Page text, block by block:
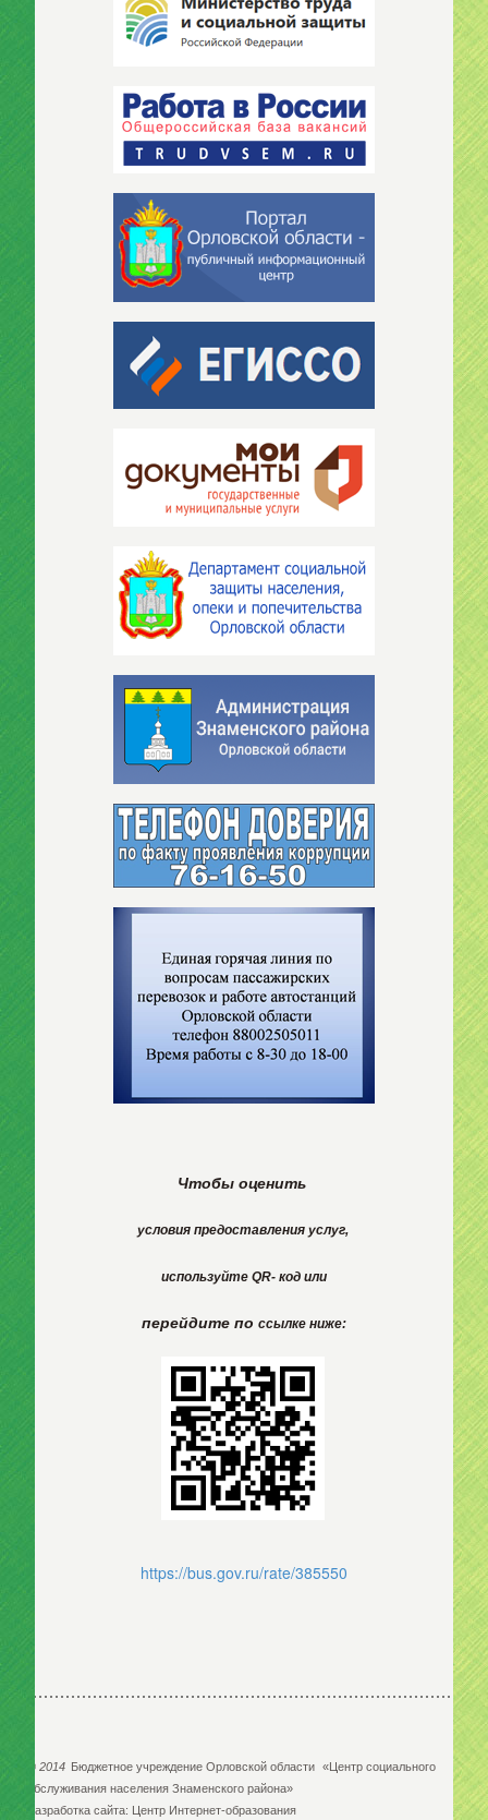
Чтобы оценить
условия предоставления услуг,
используйте QR- код или
перейдите по ссылке ниже:
https://bus.gov.ru/rate/385550
© 2014 Бюджетное учреждение Орловской области «Центр социального
обслуживания населения Знаменского района»
Разработка сайта:
Центр Интернет-образования